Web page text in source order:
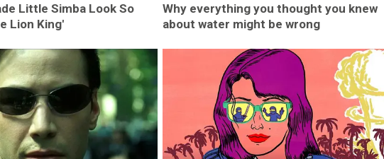
Little Simba Look So
Lion King'
Why everything you thought you knew
about water might be wrong